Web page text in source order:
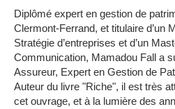
Diplômé expert en gestion de
Clermont-Ferrand, et titulaire d’un
Stratégie d’entreprises et d’un
Communication, Mamadou Fall a
Assureur, Expert en Gestion de
Auteur du livre "Riche", il est très
cet ouvrage, et à la lumière des